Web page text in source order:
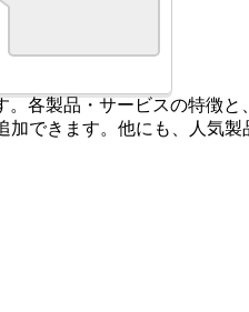
各製品・サービスの特徴
できます。他にも、人気